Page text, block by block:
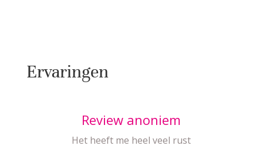
Ervaringen
Review anoniem
Het heeft me heel veel rust